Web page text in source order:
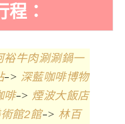
程：
裕牛肉涮涮鍋一
-> 深藍咖啡博物
啡-> 煙波大飯店
館2館-> 林百